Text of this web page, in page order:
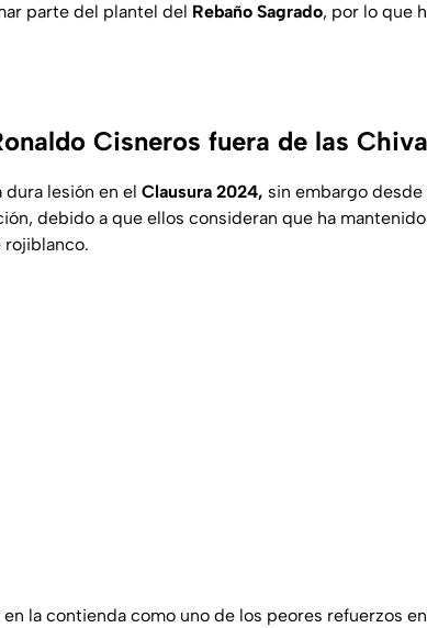
parte del plantel del Rebaño Sagrado, por lo que
Cisneros fuera de las
dura lesión en el Clausura 2024, sin embargo
debido a que ellos consideran que ha
rojiblanco.
la contienda como uno de los peores refuerzos